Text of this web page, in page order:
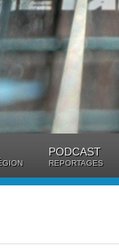
PODCAST
REPORTAGES